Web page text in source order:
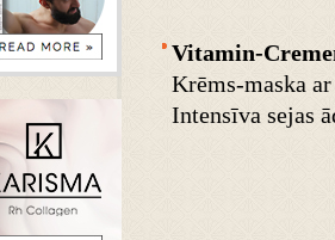
Vitamin-
Krēms-maska
Intensīva sejas